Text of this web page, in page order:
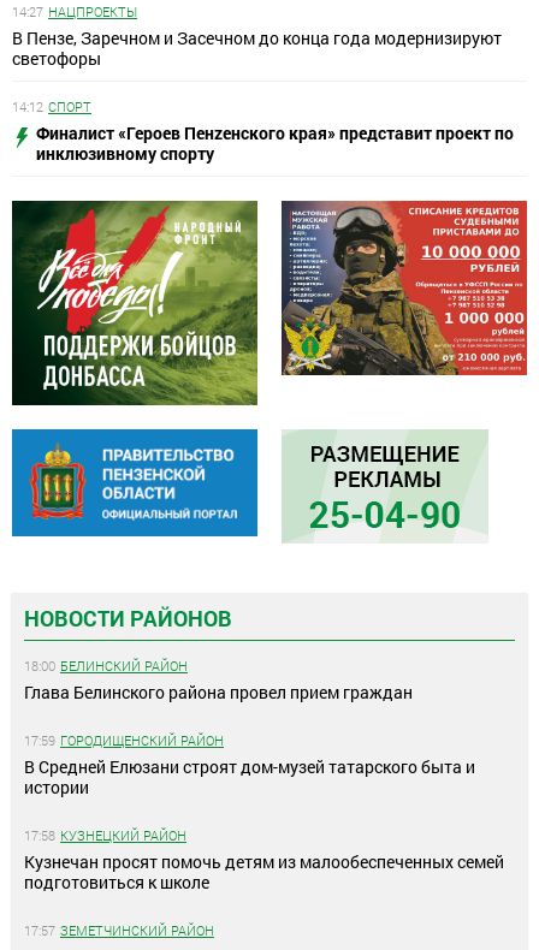
14:27 НАЦПРОЕКТЫ
В Пензе, Заречном и Засечном до конца года модернизируют
светофоры
14:12 СПОРТ
Финалист «Героев Пенzенского края» представит проект по
инклюзивному спорту
НОВОСТИ РАЙОНОВ
18:00 БЕЛИНСКИЙ РАЙОН
Глава Белинского района провел прием граждан
17:59 ГОРОДИЩЕНСКИЙ РАЙОН
В Средней Елюзани строят дом-музей татарского быта и
истории
17:58 КУЗНЕЦКИЙ РАЙОН
Кузнечан просят помочь детям из малообеспеченных семей
подготовиться к школе
17:57 ЗЕМЕТЧИНСКИЙ РАЙОН